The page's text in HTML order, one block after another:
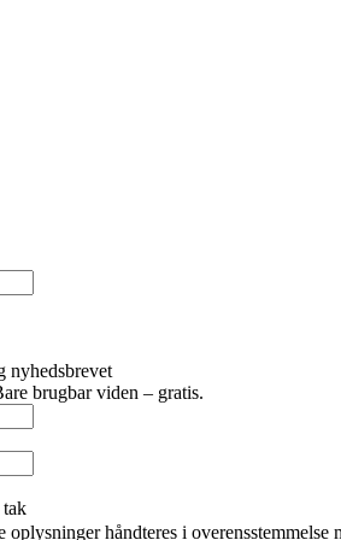
nyhedsbrevet
brugbar viden – gratis.
oplysninger håndteres i overensstemmelse